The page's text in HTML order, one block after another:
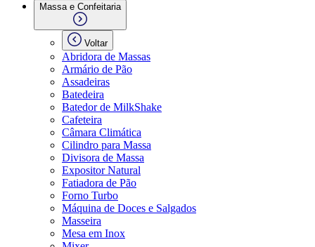
Massa e Confeitaria
Voltar
Abridora de Massas
Armário de Pão
Assadeiras
Batedeira
Batedor de MilkShake
Cafeteira
Câmara Climática
Cilindro para Massa
Divisora de Massa
Expositor Natural
Fatiadora de Pão
Forno Turbo
Máquina de Doces e Salgados
Masseira
Mesa em Inox